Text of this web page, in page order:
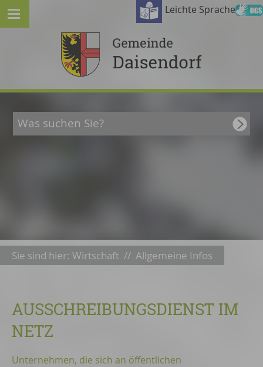
Leichte Sprache
Sie sind hier: Wirtschaft // Allgemeine Infos
AUSSCHREIBUNGSDIENST IM
NETZ
Unternehmen, die sich an öffentlichen